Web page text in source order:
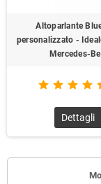
Altoparlante
personalizzato -
Mercedes-
Dettagli